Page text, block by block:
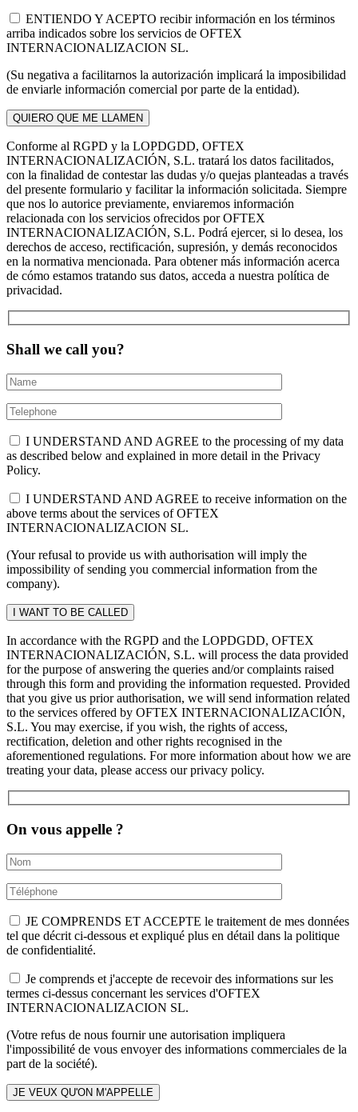
ENTIENDO Y ACEPTO recibir información en los términos
arriba indicados sobre los servicios de OFTEX
INTERNACIONALIZACION SL.
(Su negativa a facilitarnos la autorización implicará la imposibilidad
de enviarle información comercial por parte de la entidad).
Conforme al RGPD y la LOPDGDD, OFTEX
INTERNACIONALIZACIÓN, S.L. tratará los datos facilitados,
con la finalidad de contestar las dudas y/o quejas planteadas a través
del presente formulario y facilitar la información solicitada. Siempre
que nos lo autorice previamente, enviaremos información
relacionada con los servicios ofrecidos por OFTEX
INTERNACIONALIZACIÓN, S.L. Podrá ejercer, si lo desea, los
derechos de acceso, rectificación, supresión, y demás reconocidos
en la normativa mencionada. Para obtener más información acerca
de cómo estamos tratando sus datos, acceda a nuestra política de
privacidad.
Shall we call you?
I UNDERSTAND AND AGREE to the processing of my data
as described below and explained in more detail in the Privacy
Policy.
I UNDERSTAND AND AGREE to receive information on the
above terms about the services of OFTEX
INTERNACIONALIZACION SL.
(Your refusal to provide us with authorisation will imply the
impossibility of sending you commercial information from the
company).
In accordance with the RGPD and the LOPDGDD, OFTEX
INTERNACIONALIZACIÓN, S.L. will process the data provided
for the purpose of answering the queries and/or complaints raised
through this form and providing the information requested. Provided
that you give us prior authorisation, we will send information related
to the services offered by OFTEX INTERNACIONALIZACIÓN,
S.L. You may exercise, if you wish, the rights of access,
rectification, deletion and other rights recognised in the
aforementioned regulations. For more information about how we are
treating your data, please access our privacy policy.
On vous appelle ?
JE COMPRENDS ET ACCEPTE le traitement de mes données
tel que décrit ci-dessous et expliqué plus en détail dans la politique
de confidentialité.
Je comprends et j'accepte de recevoir des informations sur les
termes ci-dessus concernant les services d'OFTEX
INTERNACIONALIZACION SL.
(Votre refus de nous fournir une autorisation impliquera
l'impossibilité de vous envoyer des informations commerciales de la
part de la société).